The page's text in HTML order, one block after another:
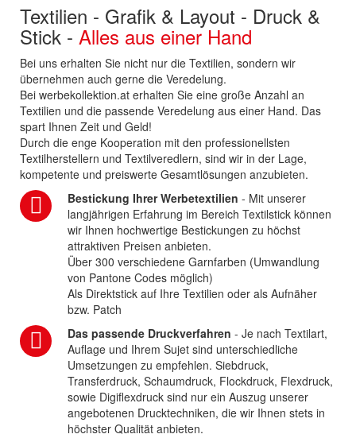
Textilien - Grafik & Layout - Druck &
Stick - Alles aus einer Hand
Bei uns erhalten Sie nicht nur die Textilien, sondern wir
übernehmen auch gerne die Veredelung.
Bei werbekollektion.at erhalten Sie eine große Anzahl an
Textilien und die passende Veredelung aus einer Hand. Das
spart Ihnen Zeit und Geld!
Durch die enge Kooperation mit den professionellsten
Textilherstellern und Textilveredlern, sind wir in der Lage,
kompetente und preiswerte Gesamtlösungen anzubieten.
Bestickung Ihrer Werbetextilien - Mit unserer
langjährigen Erfahrung im Bereich Textilstick können
wir Ihnen hochwertige Bestickungen zu höchst
attraktiven Preisen anbieten.
Über 300 verschiedene Garnfarben (Umwandlung
von Pantone Codes möglich)
Als Direktstick auf Ihre Textilien oder als Aufnäher
bzw. Patch
Das passende Druckverfahren - Je nach Textilart,
Auflage und Ihrem Sujet sind unterschiedliche
Umsetzungen zu empfehlen. Siebdruck,
Transferdruck, Schaumdruck, Flockdruck, Flexdruck,
sowie Digiflexdruck sind nur ein Auszug unserer
angebotenen Drucktechniken, die wir Ihnen stets in
höchster Qualität anbieten.